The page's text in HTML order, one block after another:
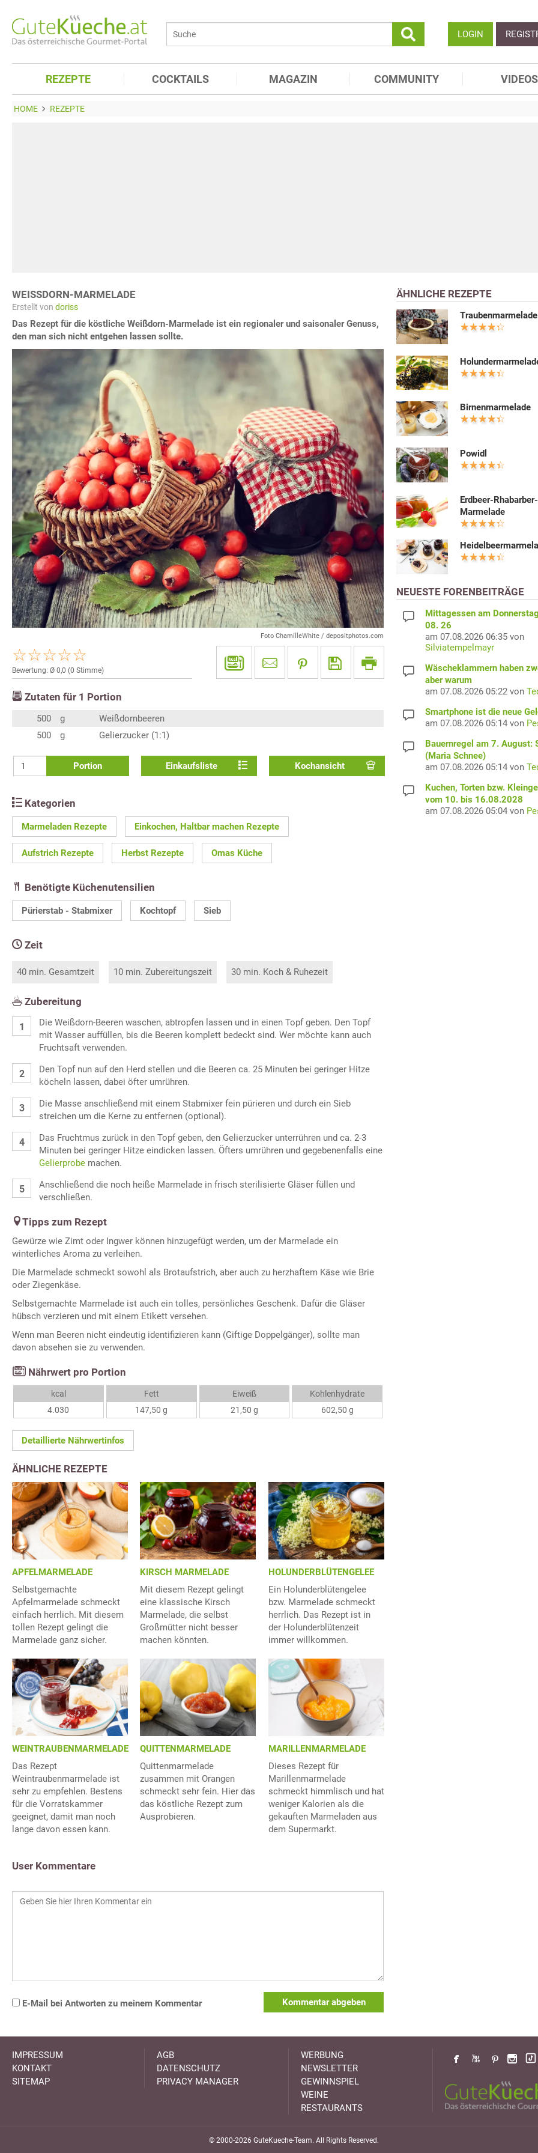
LOGIN
REZEPTE COCKTAILS MAGAZIN COMMUNITY VIDEOS
HOME REZEPTE
WEISSDORN-MARMELADE
Erstellt von doriss
Das Rezept für die köstliche Weißdorn-Marmelade ist ein regionaler und saisonaler Genuss,
den man sich nicht entgehen lassen sollte.
Foto ChamilleWhite / depositphotos.com
Bewertung: Ø 0,0 (0 Stimme)
Zutaten für 1 Portion
500 g
Weißdornbeeren
500
g Gelierzucker (1:1)
Portion Einkaufsliste Kochansicht
Kategorien
Marmeladen Rezepte Einkochen, Haltbar machen Rezepte
Aufstrich Rezepte Herbst Rezepte Omas Küche
Benötigte Küchenutensilien
Pürierstab - Stabmixer Kochtopf Sieb
Zeit
40 min. Gesamtzeit 10 min. Zubereitungszeit 30 min. Koch & Ruhezeit
Zubereitung
Die Weißdorn-Beeren waschen, abtropfen lassen und in einen Topf geben. Den Topf
mit Wasser auffüllen, bis die Beeren komplett bedeckt sind. Wer möchte kann auch
Fruchtsaft verwenden.
Den Topf nun auf den Herd stellen und die Beeren ca. 25 Minuten bei geringer Hitze
köcheln lassen, dabei öfter umrühren.
Die Masse anschließend mit einem Stabmixer fein pürieren und durch ein Sieb
streichen um die Kerne zu entfernen (optional).
Das Fruchtmus zurück in den Topf geben, den Gelierzucker unterrühren und ca. 2-3
Minuten bei geringer Hitze eindicken lassen. Öfters umrühren und gegebenenfalls eine
Gelierprobe machen.
Anschließend die noch heiße Marmelade in frisch sterilisierte Gläser füllen und
verschließen.
Tipps zum Rezept
Gewürze wie Zimt oder Ingwer können hinzugefügt werden, um der Marmelade ein
winterliches Aroma zu verleihen.
Die Marmelade schmeckt sowohl als Brotaufstrich, aber auch zu herzhaftem Käse wie Brie
oder Ziegenkäse.
Selbstgemachte Marmelade ist auch ein tolles, persönliches Geschenk. Dafür die Gläser
hübsch verzieren und mit einem Etikett versehen.
Wenn man Beeren nicht eindeutig identifizieren kann (Giftige Doppelgänger), sollte man
davon absehen sie zu verwenden.
Nährwert pro Portion
kcal
4.030
Fett
147,50 g
Eiweiß
21,50 g
Kohlenhydrate
602,50 g
Detaillierte Nährwertinfos
ÄHNLICHE REZEPTE
APFELMARMELADE
Selbstgemachte
Apfelmarmelade schmeckt
einfach herrlich. Mit diesem
tollen Rezept gelingt die
Marmelade ganz sicher.
KIRSCH MARMELADE
Mit diesem Rezept gelingt
eine klassische Kirsch
Marmelade, die selbst
Großmütter nicht besser
machen könnten.
HOLUNDERBLÜTENGELEE
Ein Holunderblütengelee
bzw. Marmelade schmeckt
herrlich. Das Rezept ist in
der Holunderblütenzeit
immer willkommen.
WEINTRAUBENMARMELADE
Das Rezept
Weintraubenmarmelade ist
sehr zu empfehlen. Bestens
für die Vorratskammer
geeignet, damit man noch
lange davon essen kann.
QUITTENMARMELADE
Quittenmarmelade
zusammen mit Orangen
schmeckt sehr fein. Hier das
das köstliche Rezept zum
Ausprobieren.
MARILLENMARMELADE
Dieses Rezept für
Marillenmarmelade
schmeckt himmlisch und hat
weniger Kalorien als die
gekauften Marmeladen aus
dem Supermarkt.
User Kommentare
E-Mail bei Antworten zu meinem Kommentar Kommentar abgeben
ÄHNLICHE REZEPTE
Traubenmarmelade
Birnenmarmelade
Powidl
Erdbeer-Rhabarber-
Marmelade
NEUESTE FORENBEITRÄGE
Mittagessen am
08. 26
am 07.08.2026 06:35 von
Silviatempelmayr
Wäscheklammern haben
aber warum
am 07.08.2026 05:22 von
Smartphone ist die neue
am 07.08.2026 05:14 von
Bauernregel am 7. August:
(Maria Schnee)
am 07.08.2026 05:14 von
Kuchen, Torten bzw.
vom 10. bis 16.08.2028
am 07.08.2026 05:04 von
IMPRESSUM
KONTAKT
SITEMAP
AGB
DATENSCHUTZ
PRIVACY MANAGER
WERBUNG
NEWSLETTER
GEWINNSPIEL
WEINE
RESTAURANTS
© 2000-2026 GuteKueche-Team. All Rights Reserved.